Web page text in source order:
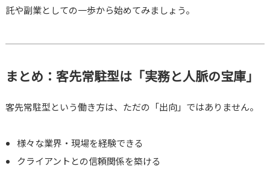
託や副業としての一歩から始めてみましょう。
まとめ：客先常駐型は「実務と人脈の宝庫」
客先常駐型という働き方は、ただの「出向」ではありません。
様々な業界・現場を経験できる
クライアントとの信頼関係を築ける